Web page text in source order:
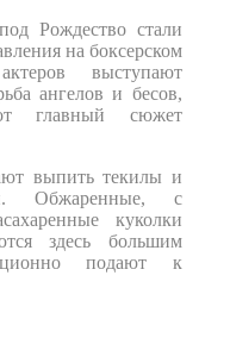
Рождество стали
на боксерском
выступают
ангелов и бесов,
главный сюжет
выпить текилы и
Обжаренные, с
куколки
здесь большим
подают к